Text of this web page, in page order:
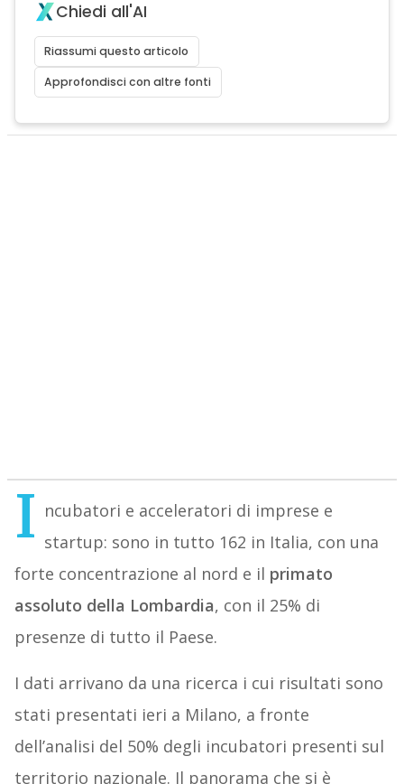
Chiedi all'AI
Riassumi questo articolo
Approfondisci con altre fonti
I ncubatori e acceleratori di imprese e
startup: sono in tutto 162 in Italia, con una
forte concentrazione al nord e il primato
assoluto della Lombardia, con il 25% di
presenze di tutto il Paese.
I dati arrivano da una ricerca i cui risultati sono
stati presentati ieri a Milano, a fronte
dell’analisi del 50% degli incubatori presenti sul
territorio nazionale. Il panorama che si è